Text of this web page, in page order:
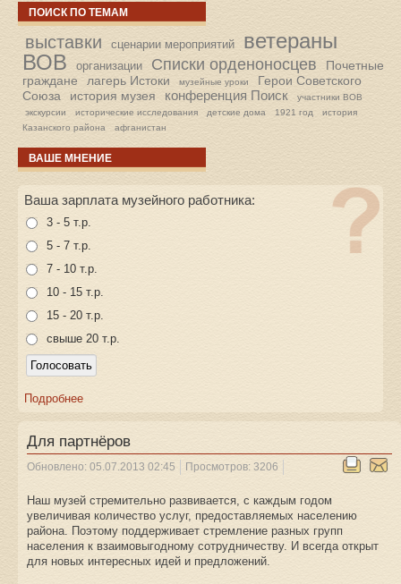
ПОИСК ПО ТЕМАМ
выставки сценарии мероприятий
ветераны
ВОВ
организации Списки орденоносцев
Почетные
граждане
лагерь Истоки музейные уроки
Герои Советского
Союза
история музея конференция Поиск
участники ВОВ
экскурсии
исторические исследования детские дома 1921 год
история
Казанского района
афганистан
ВАШЕ МНЕНИЕ
Ваша зарплата музейного работника:
3 - 5 т.р.
5 - 7 т.р.
7 - 10 т.р.
10 - 15 т.р.
15 - 20 т.р.
свыше 20 т.р.
Подробнее
Для партнёров
Обновлено: 05.07.2013 02:45 Просмотров: 3206
Наш музей стремительно развивается, с каждым годом
увеличивая количество услуг, предоставляемых населению
района. Поэтому поддерживает стремление разных групп
населения к взаимовыгодному сотрудничеству. И всегда открыт
для новых интересных идей и предложений.